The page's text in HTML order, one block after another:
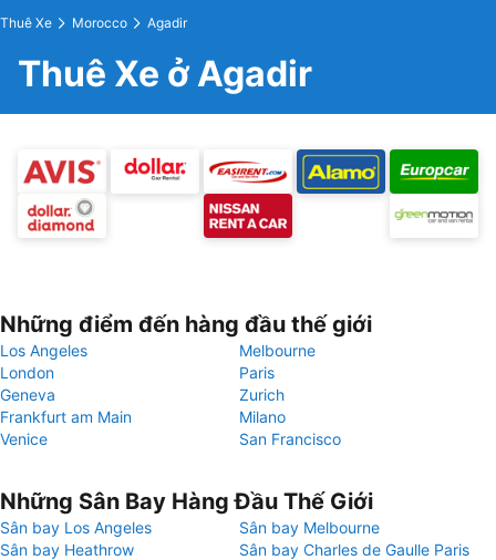
Thuê Xe Morocco Agadir
Thuê Xe ở Agadir
Những điểm đến hàng đầu thế giới
Los Angeles
Melbourne
London
Paris
Geneva
Zurich
Frankfurt am Main
Milano
Venice
San Francisco
Những Sân Bay Hàng Đầu Thế Giới
Sân bay Los Angeles
Sân bay Melbourne
Sân bay Heathrow
Sân bay Charles de Gaulle Paris